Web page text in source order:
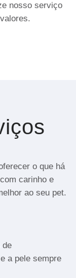
nosso serviço
o que há
carinho e
ao seu pet.
de
a pele sempre